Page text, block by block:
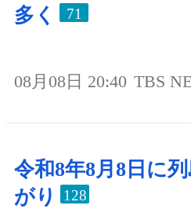
多く
71
08月08日 20:40 TBS
令和8年8月8日に
がり
128